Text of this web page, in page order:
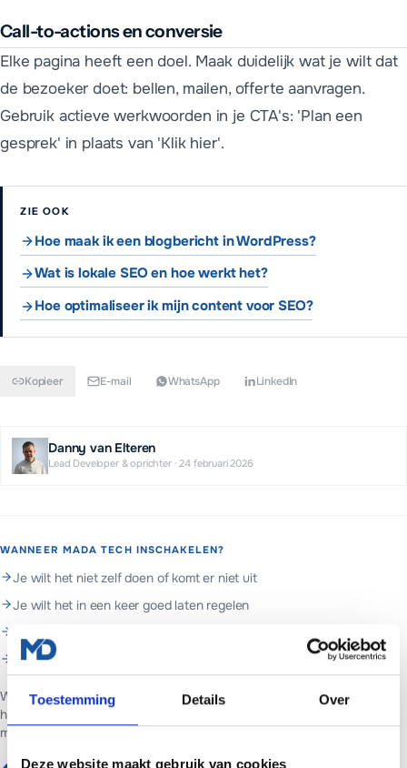
Toestemming Details Over
Deze website maakt gebruik van cookies
Call-to-actions en conversie
Elke pagina heeft een doel. Maak duidelijk wat je wilt dat
de bezoeker doet: bellen, mailen, offerte aanvragen.
Gebruik actieve werkwoorden in je CTA's: 'Plan een
gesprek' in plaats van 'Klik hier'.
ZIE OOK
Hoe maak ik een blogbericht in WordPress?
Wat is lokale SEO en hoe werkt het?
Hoe optimaliseer ik mijn content voor SEO?
Kopieer E-mail WhatsApp LinkedIn
Danny van Elteren
Lead Developer & oprichter·24 februari 2026
WANNEER MADA TECH INSCHAKELEN?
Je wilt het niet zelf doen of komt er niet uit
Je wilt het in een keer goed laten regelen
Je wilt hulp met content & bloggen
Web- en marketingpartner in Assen. Websites voor ondernemers in
heel Nederland.
managed hosting en basis SEO.